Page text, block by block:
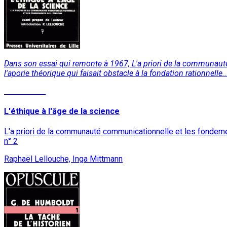
Dans son essai qui remonte à 1967, L'a priori de la
l'aporie théorique qui faisait obstacle à la fondation
L'éthique à l'âge de la science
L'a priori de la communauté communicationnelle et les
n° 2
Raphaël Lellouche, Inga Mittmann